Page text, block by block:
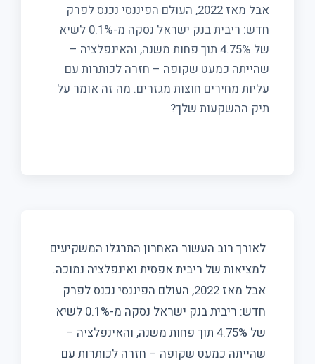
אבל מאז 2022, העולם הפיננסי נכנס לפרק
חדש: ריבית בנק ישראל נסקה מ-0.1% לשיא
של 4.75% תוך פחות משנה, והאינפלציה –
שהייתה כמעט שקופה – חזרה לכותרות עם
עליות מחירים חוצות מגזרים. מה זה אומר על
תיק ההשקעות שלך?
לאורך רוב העשור האחרון התרגלו המשקיעים
למציאות של ריבית אפסית ואינפלציה נמוכה.
אבל מאז 2022, העולם הפיננסי נכנס לפרק
חדש: ריבית בנק ישראל נסקה מ-0.1% לשיא
של 4.75% תוך פחות משנה, והאינפלציה –
שהייתה כמעט שקופה – חזרה לכותרות עם